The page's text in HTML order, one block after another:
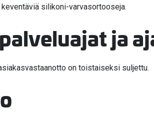
silikoni-varvasortooseja.
ja
on toistaiseksi suljettu.